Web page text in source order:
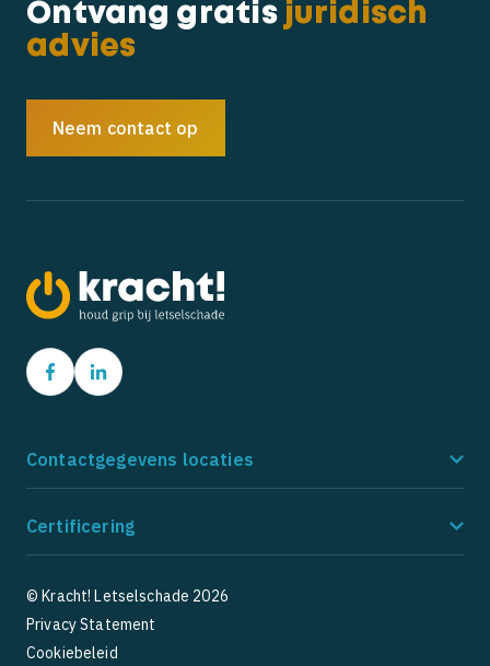
Ontvang gratis juridisch
advies
Neem contact op
Contactgegevens locaties
Postbus 9162
1180 MD Amstelveen
085 - 273 8185
5 1 Google Reviews
Certificering
© Kracht! Letselschade 2026
Privacy Statement
Cookiebeleid